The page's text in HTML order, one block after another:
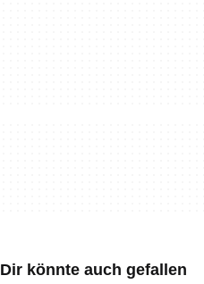
Dir könnte auch gefallen